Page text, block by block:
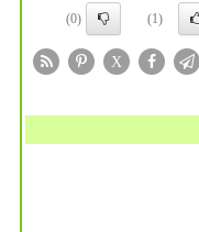
(1)
(0)
X